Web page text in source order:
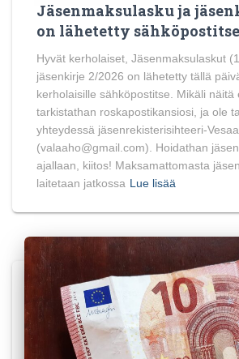
Jäsenmaksulasku ja
on lähetetty sähköpostitse
Hyvät kerholaiset, Jäsenmaksulaskut
jäsenkirje 2/2026 on lähetetty tällä
kerholaisille sähköpostitse. Mikäli näitä
tarkistathan roskapostikansiosi, ja ole
yhteydessä jäsenrekisterisihteeri-
(valaaho@gmail.com). Hoidathan
ajallaan, kiitos! Maksamattomasta
laitetaan jatkossa Lue lisää